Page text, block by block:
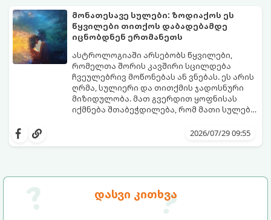
დასვი კითხვა
ახლობლებად ვთვლიდით, უეცრად მიდიან.
ასეთ მომენტებში ადვილია
სასოწარკვეთილებაში ჩავარდნა. თუმცა
ეზოთერიკასა და ფსიქოლოგიაში ეს
ფენომენი ხშირად სხვანაირად
განიხილება: როგორც სამყაროს (ან ჩვენი
არაცნობიერის) ფარული დამცავი
მექანიზმების მუშაობა, რომელთაც
რეალური, მაგრამ ჯერ კიდევ უხილავი
საფრთხისგან შორს მივყავართ.
აი, 5 აშკარა ნიშანი იმისა, რომ
მომხდარი მარცხი სასჯელი კი არა,
თქვენი დაცვისკენ მიმართული
სამყაროს მცდელობაა:
მონათესავე სულები: ზოდიაქოს ეს
წყვილები თითქოს დაბადებამდე
იცნობდნენ ერთმანეთს
ასტროლოგიაში არსებობს წყვილები,
რომელთა შორის კავშირი სცილდება
ჩვეულებრივ მოწონებას ან ვნებას. ეს არის
ღრმა, სულიერი და თითქმის ჯადოსნური
მიზიდულობა. მათ გვერდით ყოფნისას
იქმნება შთაბეჭდილება, რომ მათი სულები
იდეალურ წყვილებს, რომლებიც
2026/07/29 09:55